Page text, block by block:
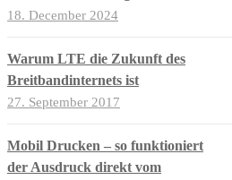
18. December 2024
Warum LTE die Zukunft des
Breitbandinternets ist
27. September 2017
Mobil Drucken – so funktioniert
der Ausdruck direkt vom